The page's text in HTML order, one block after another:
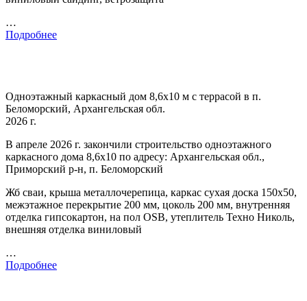
…
Подробнее
Одноэтажный каркасный дом 8,6х10 м с террасой в п.
Беломорский, Архангельская обл.
2026 г.
В апреле 2026 г. закончили строительство одноэтажного
каркасного дома 8,6х10 по адресу: Архангельская обл.,
Приморский р-н, п. Беломорский
Жб сваи, крыша металлочерепица, каркас сухая доска 150х50,
межэтажное перекрытие 200 мм, цоколь 200 мм, внутренняя
отделка гипсокартон, на пол OSB, утеплитель Техно Николь,
внешняя отделка виниловый
…
Подробнее